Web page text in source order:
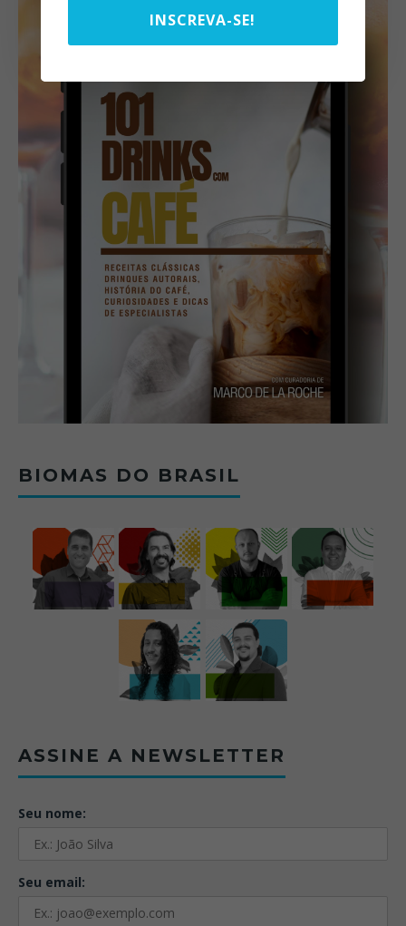
BIOMAS DO BRASIL
ASSINE A NEWSLETTER
Seu nome:
Seu email:
INSCREVA-SE!